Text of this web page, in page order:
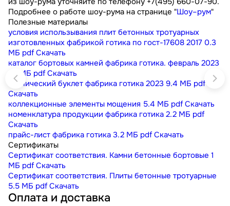
Подробнее о работе шоу-рума на странице "Шоу–рум"
Полезные материалы
условия использывания плит бетонных тротуарных
изготовленных фабрикой готика по гост-17608 2017 0.3
МБ pdf Скачать
каталог бортовых камней фабрика готика. февраль 2023
9.1 МБ pdf Скачать
технический буклет фабрика готика 2023 9.4 МБ pdf
Скачать
коллекционные элементы мощения 5.4 МБ pdf Скачать
номенклатура продукции фабрика готика 2.2 МБ pdf
Скачать
прайс-лист фабрика готика 3.2 МБ pdf Скачать
Сертификаты
Сертификат соответствия. Камни бетонные бортовые 1
МБ pdf Скачать
Сертификат соответствия. Плиты бетонные тротуарные
5.5 МБ pdf Скачать
Оплата и доставка